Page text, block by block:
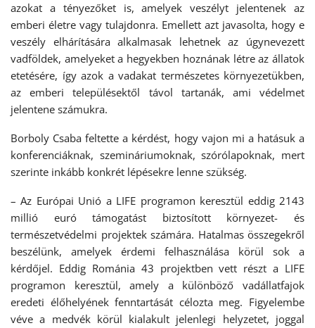
azokat a tényezőket is, amelyek veszélyt jelentenek az
emberi életre vagy tulajdonra. Emellett azt javasolta, hogy e
veszély elhárítására alkalmasak lehetnek az úgynevezett
vadföldek, amelyeket a hegyekben hoznának létre az állatok
etetésére, így azok a vadakat természetes környezetükben,
az emberi településektől távol tartanák, ami védelmet
jelentene számukra.
Borboly Csaba feltette a kérdést, hogy vajon mi a hatásuk a
konferenciáknak, szemináriumoknak, szórólapoknak, mert
szerinte inkább konkrét lépésekre lenne szükség.
– Az Európai Unió a LIFE programon keresztül eddig 2143
millió euró támogatást biztosított környezet- és
természetvédelmi projektek számára. Hatalmas összegekről
beszélünk, amelyek érdemi felhasználása körül sok a
kérdőjel. Eddig Románia 43 projektben vett részt a LIFE
programon keresztül, amely a különböző vadállatfajok
eredeti élőhelyének fenntartását célozta meg. Figyelembe
véve a medvék körül kialakult jelenlegi helyzetet, joggal